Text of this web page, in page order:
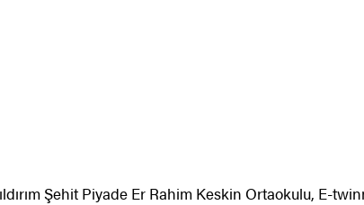
Şehit Piyade Er Rahim Keskin Ortaokulu, E-